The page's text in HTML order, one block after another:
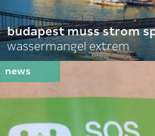
budapest muss strom
wassermangel extrem